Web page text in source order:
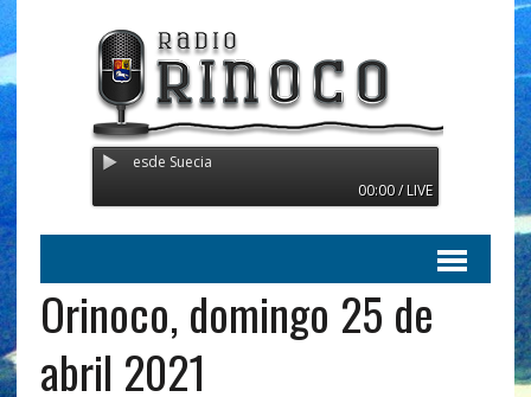
desde Suecia
00:00 / LIVE
Orinoco, domingo 25 de
abril 2021